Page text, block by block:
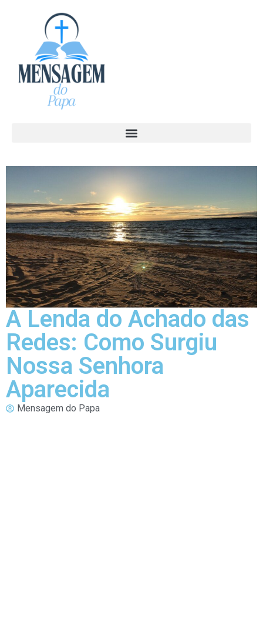
A Lenda do Achado das
Redes: Como Surgiu
Nossa Senhora
Aparecida
Mensagem do Papa